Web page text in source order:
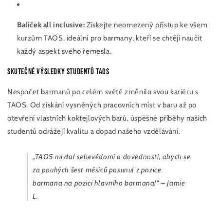
Balíček all inclusive: Získejte neomezený přístup ke všem
kurzům TAOS, ideální pro barmany, kteří se chtějí naučit
každý aspekt svého řemesla.
Skutečné výsledky studentů TAOS
Nespočet barmanů po celém světě změnilo svou kariéru s
TAOS. Od získání vysněných pracovních míst v baru až po
otevření vlastních koktejlových barů, úspěšné příběhy našich
studentů odrážejí kvalitu a dopad našeho vzdělávání.
„TAOS mi dal sebevědomí a dovednosti, abych se
za pouhých šest měsíců posunul z pozice
barmana na pozici hlavního barmana!“ – Jamie
L.